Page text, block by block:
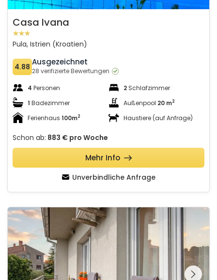
Casa Ivana
Pula, Istrien (Kroatien)
4.88 Ausgezeichnet
28 verifizierte Bewertungen
4 Personen 2 Schlafzimmer
1 Badezimmer Außenpool 20 m2
Ferienhaus 100m2 Haustiere (auf Anfrage)
Schon ab: 883 € pro Woche
Unverbindliche Anfrage
Mehr Info
Apartman Oliva
Schauen Sie sich die
gesamte Galerie